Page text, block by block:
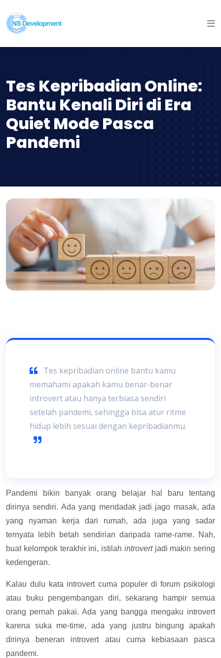
Tes Kepribadian Online:
Bantu Kenali Diri di Era
Quiet Mode Pasca
Pandemi
Tes kepribadian online bantu kamu
memahami apakah kamu benar-benar
introvert atau hanya terbiasa sendiri
setelah pandemi, sehingga bisa atur ritme
hidup lebih sesuai dengan kepribadianmu.
Pandemi bikin banyak orang belajar hal baru tentang
dirinya sendiri. Ada yang mendadak jadi jago masak, ada
yang nyaman kerja dari rumah, ada juga yang sadar
ternyata lebih betah sendirian daripada rame-rame. Nah,
buat kelompok terakhir ini, istilah introvertjadi makin sering
kedengeran.
Kalau dulu kata introvert cuma populer di forum psikologi
atau buku pengembangan diri, sekarang hampir semua
orang pernah pakai. Ada yang bangga mengaku introvert
karena suka me-time, ada yang justru bingung apakah
dirinya beneran introvert atau cuma kebiasaan pasca
pandemi.